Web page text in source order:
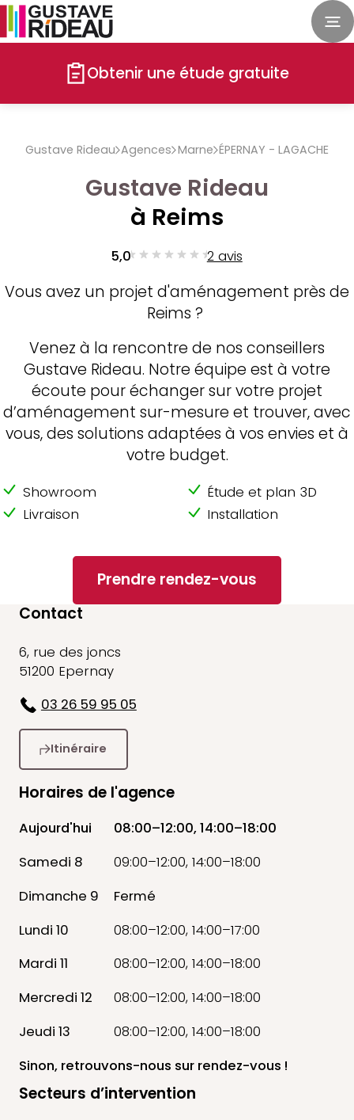
Obtenir une étude gratuite
Gustave Rideau Agences Marne ÉPERNAY - LAGACHE
Gustave Rideau
à Reims
5,0 2 avis
Vous avez un projet d'aménagement près de
Reims ?
Venez à la rencontre de nos conseillers
Gustave Rideau. Notre équipe est à votre
écoute pour échanger sur votre projet
d’aménagement sur-mesure et trouver, avec
vous, des solutions adaptées à vos envies et à
votre budget.
Showroom
Étude et plan 3D
Livraison
Installation
Prendre rendez-vous
Contact
6, rue des joncs
51200 Epernay
03 26 59 95 05
Itinéraire
Horaires de l'agence
Aujourd'hui
08:00–12:00, 14:00–18:00
Samedi 8
09:00–12:00, 14:00–18:00
Dimanche 9
Fermé
Lundi 10
08:00–12:00, 14:00–17:00
Mardi 11
08:00–12:00, 14:00–18:00
Mercredi 12
08:00–12:00, 14:00–18:00
Jeudi 13
08:00–12:00, 14:00–18:00
Sinon, retrouvons-nous sur rendez-vous !
Secteurs d’intervention